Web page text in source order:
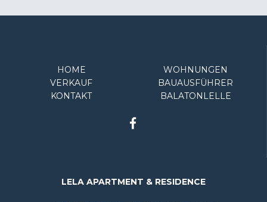
HOME
WOHNUNGEN
VERKAUF
BAUAUSFÜHRER
KONTAKT
BALATONLELLE
LELA APARTMENT & RESIDENCE